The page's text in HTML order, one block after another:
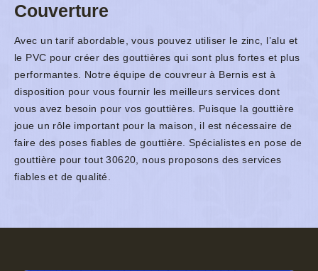
Couverture
Avec un tarif abordable, vous pouvez utiliser le zinc, l’alu et
le PVC pour créer des gouttières qui sont plus fortes et plus
performantes. Notre équipe de couvreur à Bernis est à
disposition pour vous fournir les meilleurs services dont
vous avez besoin pour vos gouttières. Puisque la gouttière
joue un rôle important pour la maison, il est nécessaire de
faire des poses fiables de gouttière. Spécialistes en pose de
gouttière pour tout 30620, nous proposons des services
fiables et de qualité.